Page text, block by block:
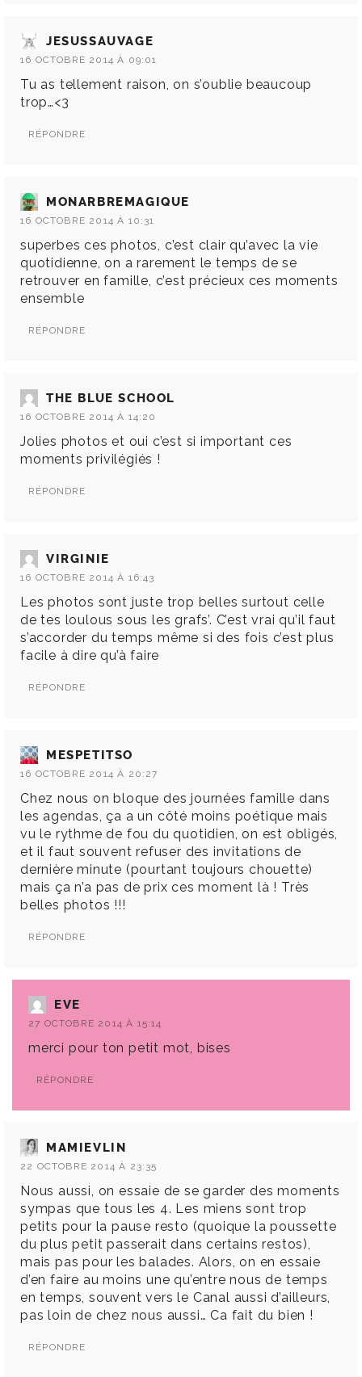
JESUSSAUVAGE
16 OCTOBRE 2014 À 09:01
Tu as tellement raison, on s’oublie beaucoup
trop…<3
RÉPONDRE
MONARBREMAGIQUE
16 OCTOBRE 2014 À 10:31
superbes ces photos, c’est clair qu’avec la vie
quotidienne, on a rarement le temps de se
retrouver en famille, c’est précieux ces moments
ensemble
RÉPONDRE
THE BLUE SCHOOL
16 OCTOBRE 2014 À 14:20
Jolies photos et oui c’est si important ces
moments privilégiés !
RÉPONDRE
VIRGINIE
16 OCTOBRE 2014 À 16:43
Les photos sont juste trop belles surtout celle
de tes loulous sous les grafs’. C’est vrai qu’il faut
s’accorder du temps même si des fois c’est plus
facile à dire qu’à faire
RÉPONDRE
MESPETITSO
16 OCTOBRE 2014 À 20:27
Chez nous on bloque des journées famille dans
les agendas, ça a un côté moins poétique mais
vu le rythme de fou du quotidien, on est obligés,
et il faut souvent refuser des invitations de
dernière minute (pourtant toujours chouette)
mais ça n’a pas de prix ces moment là ! Très
belles photos !!!
RÉPONDRE
EVE
27 OCTOBRE 2014 À 15:14
merci pour ton petit mot, bises
RÉPONDRE
MAMIEVLIN
22 OCTOBRE 2014 À 23:35
Nous aussi, on essaie de se garder des moments
sympas que tous les 4. Les miens sont trop
petits pour la pause resto (quoique la poussette
du plus petit passerait dans certains restos),
mais pas pour les balades. Alors, on en essaie
d’en faire au moins une qu’entre nous de temps
en temps, souvent vers le Canal aussi d’ailleurs,
pas loin de chez nous aussi… Ca fait du bien !
RÉPONDRE